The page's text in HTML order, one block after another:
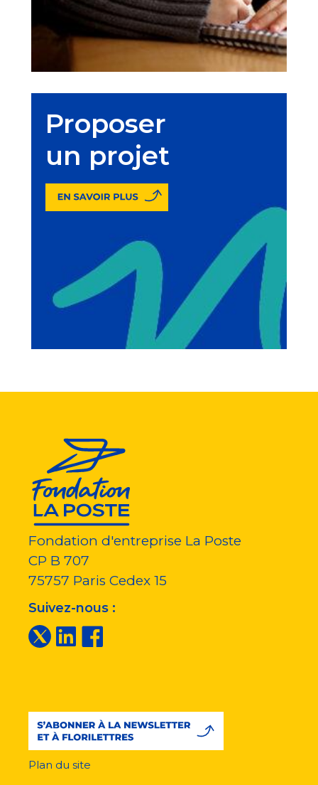
Proposer
un projet
Fondation d'entreprise La Poste
CP B 707
75757 Paris Cedex 15
Suivez-nous :
Plan du site